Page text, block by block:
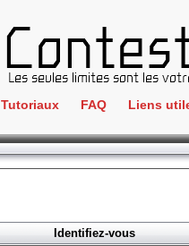
Tutoriaux FAQ Liens
IRC
Identifiez-vous